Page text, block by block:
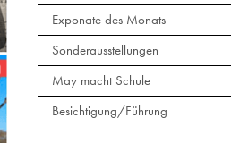
Exponate des Monats
Sonderausstellungen
May macht Schule
Besichtigung/Führung